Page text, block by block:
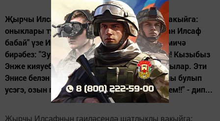
Җырчы Илсафның гаиләсендә шатлыклы вакыйга:
оныклары туган! Бу хакта "яңа пешеп чыккан Илсаф
бабай" үзе Инстаграм аша хәбәр итә, үзгәртмичә
бирәбез: "Зур шатлыгым белэн уртаклашам! Кызыбыз
Энже кияуебез Руслан кыз бала алып кайттылар. Эти
Энисе белэн бергэ,Бэхетле, , итэгэтле, иманлы булып
усэгэ, озын гомерле булырга насый ит ходаем!!" - дип...
Җырчы Илсафның гаиләсендә шатлыклы вакыйга: